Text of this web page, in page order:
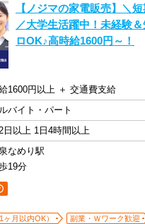
【ノジマの家電販売】＼
／大学生活躍中！未経験
ロOK♪高時給1600円～！
1600円以上 ＋ 交通費支給
バイト・パート
日以上 1日4時間以上
なめり駅
19分
ヶ月以内OK）
副業・Ｗワーク歓迎